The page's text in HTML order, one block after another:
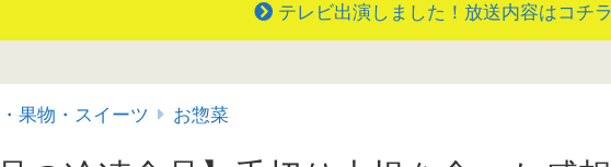
テレビ出演しました！放送内容はコチラ
果物・スイーツ お惣菜